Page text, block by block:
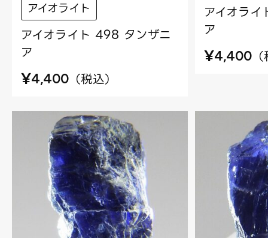
アイオライト
アイオライト 498 タンザニ
ア
¥4,400 （税込）
アイオラ
ア
¥4,400 （